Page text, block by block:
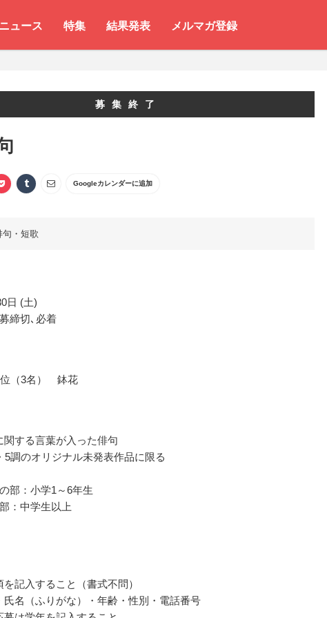
ニュース 特集 結果発表 メルマガ登録
募集終了
Googleカレンダーに追加
句・短歌
日 (土)
締切､必着
位（3名） 鉢花
関する言葉が入った俳句
調のオリジナル未発表作品に限る
部：小学1～6年生
：中学生以上
記入すること（書式不問）
氏名（ふりがな）・年齢・性別・電話番号